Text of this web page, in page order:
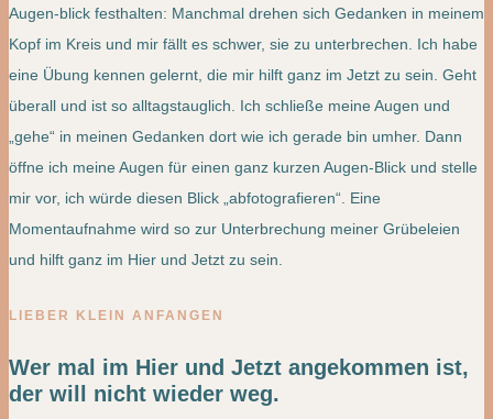
Augen-blick festhalten: Manchmal drehen sich Gedanken in meinem
Kopf im Kreis und mir fällt es schwer, sie zu unterbrechen. Ich habe
eine Übung kennen gelernt, die mir hilft ganz im Jetzt zu sein. Geht
überall und ist so alltagstauglich. Ich schließe meine Augen und
„gehe“ in meinen Gedanken dort wie ich gerade bin umher. Dann
öffne ich meine Augen für einen ganz kurzen Augen-Blick und stelle
mir vor, ich würde diesen Blick „abfotografieren“. Eine
Momentaufnahme wird so zur Unterbrechung meiner Grübeleien
und hilft ganz im Hier und Jetzt zu sein.
LIEBER KLEIN ANFANGEN
Wer mal im Hier und Jetzt angekommen ist,
der will nicht wieder weg.